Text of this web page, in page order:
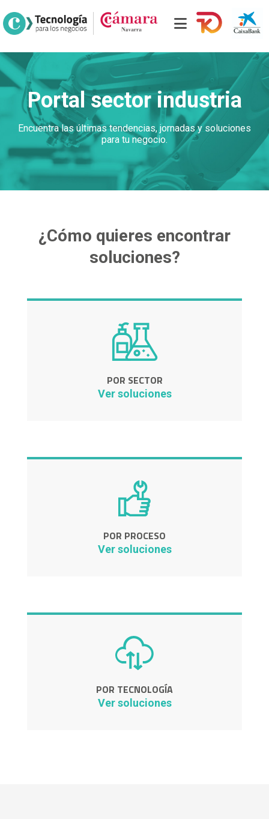
Portal sector industria
Encuentra las últimas tendencias, jornadas y soluciones
para tu negocio.
¿Cómo quieres encontrar
soluciones?
POR SECTOR
Ver soluciones
POR PROCESO
Ver soluciones
POR TECNOLOGÍA
Ver soluciones